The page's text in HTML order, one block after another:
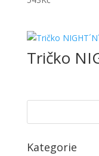
Tričko
Kategorie